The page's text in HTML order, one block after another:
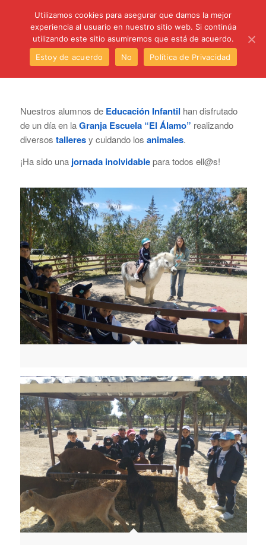
Nuestros alumnos de Educación Infantil han disfrutado
de un día en laGranja Escuela “El Álamo” realizando
diversos talleresy cuidando los animales.
¡Ha sido una jornada inolvidablepara todos ell@s!
Utilizamos cookies para asegurar que damos la mejor
experiencia al usuario en nuestro sitio web. Si continúa
utilizando este sitio asumiremos que está de acuerdo.
Estoy de acuerdo
No Política de Privacidad